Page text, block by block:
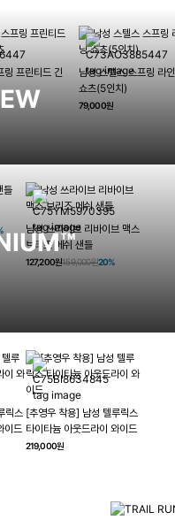
링 프린티드 긴
남성 스텔스 스프링 라
쇼츠(5인치)
79,000원
남성 쓰라이브 리바이브 맥스
브리즈 메쉬 샌들
127,200원159,000원20%
릭스
이드
[추영우 착용] 남성 텔루릭스
타이타늄 아웃드라이 와이드
219,000원